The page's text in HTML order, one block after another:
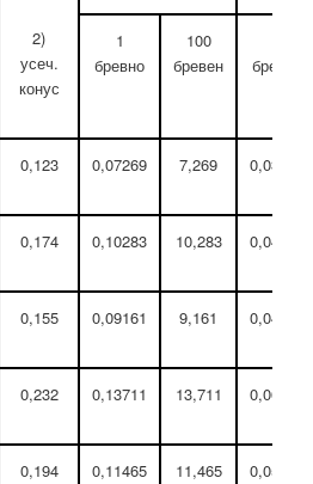
2)
усеч.
конус
1
бревно
100
бревен
бревно
0,123 0,07269 7,269 0,03309
0,174 0,10283 10,283 0,04681
0,155 0,09161 9,161 0,04169
0,232 0,13711 13,711 0,06241
0,194 0,11465 11,465 0,05219